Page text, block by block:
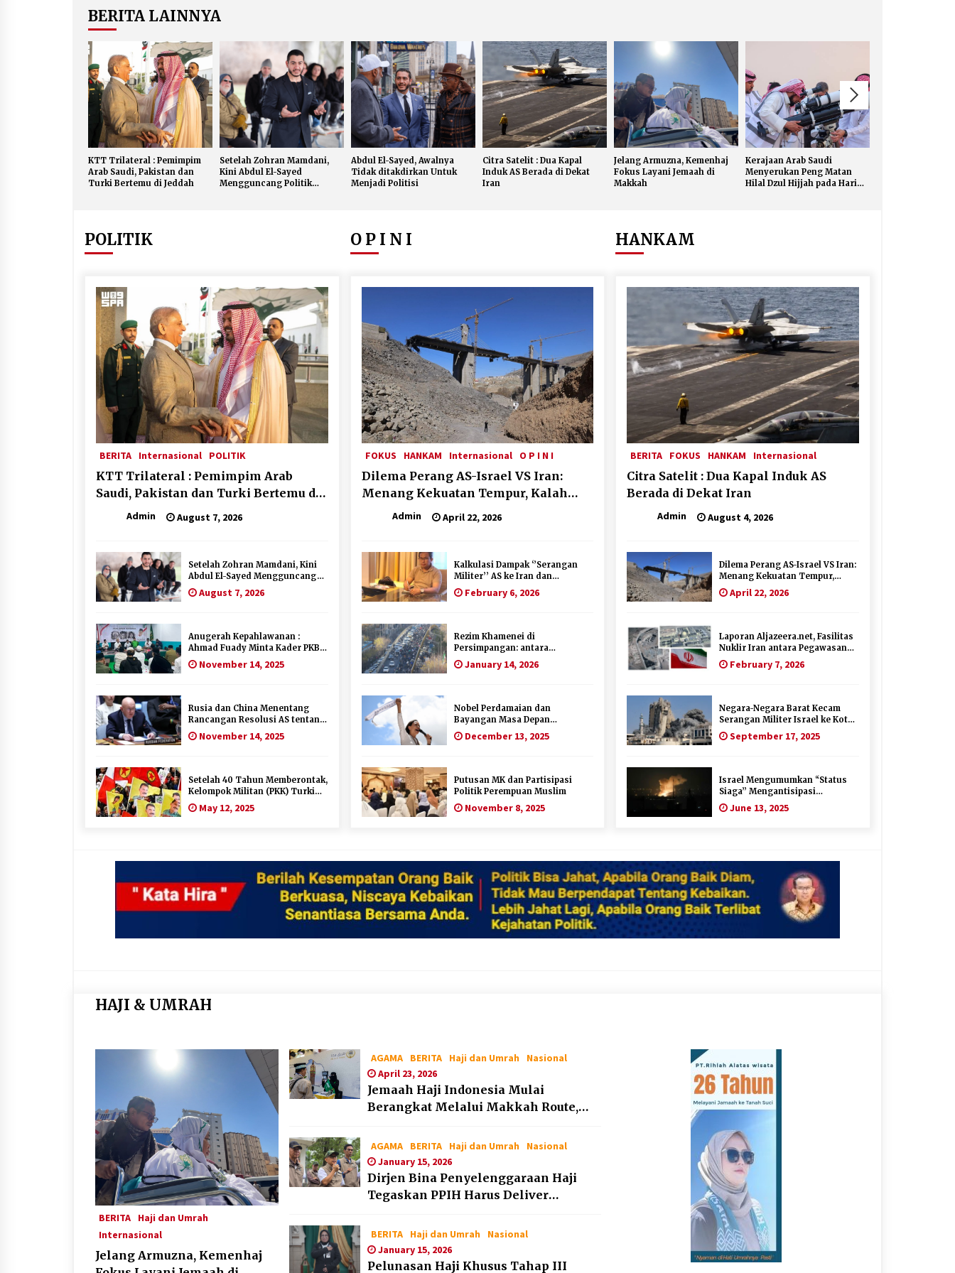
BERITA LAINNYA
KTT Trilateral : Pemimpim
Arab Saudi, Pakistan dan
Turki Bertemu di Jeddah
Setelah Zohran Mamdani,
Kini Abdul El-Sayed
Mengguncang Politik
Abdul El-Sayed, Awalnya
Tidak ditakdirkan Untuk
Menjadi Politisi
Citra Satelit : Dua Kapal
Induk AS Berada di Dekat
Iran
Jelang Armuzna, Kemenhaj
Fokus Layani Jemaah di
Makkah
Kerajaan Arab Saudi
Menyerukan Peng Matan
Hilal Dzul Hijjah pada Hari
POLITIK
BERITA Internasional POLITIK
KTT Trilateral : Pemimpim Arab
Saudi, Pakistan dan Turki Bertemu di
JeddahAdmin August 7, 2026
Setelah Zohran Mamdani, Kini
Abdul El-Sayed Mengguncang
Politik Amerika
August 7, 2026
Anugerah Kepahlawanan :
Ahmad Fuady Minta Kader PKB
Kota Tangerang Teladani
Perjuangan Politik Gus Dur
November 14, 2025
Rusia dan China Menentang
Rancangan Resolusi AS tentang
GazaNovember 14, 2025
Setelah 40 Tahun Memberontak,
Kelompok Militan (PKK) Turki
Bubarkan Diri
May 12, 2025
O P I N I
FOKUS HANKAM Internasional O P I N I
Dilema Perang AS-Israel VS Iran:
Menang Kekuatan Tempur, Kalah
dalam Strategi
Admin April 22, 2026
Kalkulasi Dampak ‘’Serangan
Militer’’ AS ke Iran dan
Penolakan Arab Saudi
February 6, 2026
Rezim Khamenei di
Persimpangan: antara
Mempertahankan Status Quo
atau Perubahan
January 14, 2026
Nobel Perdamaian dan
Bayangan Masa Depan
Demokrasi di Venezuela
December 13, 2025
Putusan MK dan Partisipasi
Politik Perempuan Muslim
November 8, 2025
HANKAM
BERITA FOKUS HANKAM Internasional
Citra Satelit : Dua Kapal Induk AS
Berada di Dekat Iran
Admin August 4, 2026
Dilema Perang AS-Israel VS Iran:
Menang Kekuatan Tempur,
Kalah dalam Strategi
April 22, 2026
Laporan Aljazeera.net, Fasilitas
Nuklir Iran antara Pegawasan
dan Pembongkaran : Apa saja
Skenario yang Mungkin Terjadi
February 7, 2026
Negara-Negara Barat Kecam
Serangan Militer Israel ke Kota
GazaSeptember 17, 2025
Israel Mengumumkan “Status
Siaga” Mengantisipasi
Serangan Balasan Iran
June 13, 2025
HAJI & UMRAH
BERITA
Haji dan Umrah
Internasional
Jelang Armuzna, Kemenhaj
AGAMA BERITA Haji dan Umrah
Nasional
April 23, 2026
Jemaah Haji Indonesia Mulai
Berangkat Melalui Makkah Route,
Terintegrasi
AGAMA BERITA Haji dan Umrah
Nasional
January 15, 2026
Dirjen Bina Penyelenggaraan Haji
Tegaskan PPIH Harus Deliver
BERITA Haji dan Umrah
Nasional
January 15, 2026
Pelunasan Haji Khusus Tahap III